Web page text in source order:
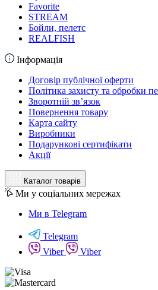
Favorite
STREAM
Бойли, пелетс
REALFISH
Інформація
Договір публічної оферти
Політика захисту та обробки
Зворотній зв’язок
Повернення товару
Карта сайту
Виробники
Подарункові сертифікати
Акції
Каталог товарів
Ми у соціальних мережах
Ми в Telegram
Telegram
Viber
Viber